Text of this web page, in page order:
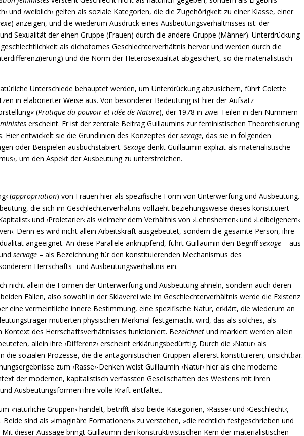
und ›weiblich‹ gelten als soziale Kategorien, die die Zugehörigkeit zu einer Klasse, einer
) anzeigen, und die wiederum Ausdruck eines Ausbeutungsverhältnisses ist: der
Sexualität der einen Gruppe (Frauen) durch die andere Gruppe (Männer). Unterdrückung
als dichotomes Geschlechterverhältnis hervor und werden durch die
und die Norm der Heterosexualität abgesichert, so die materialistisch-
Unterschiede behauptet werden, um Unterdrückung abzusichern, führt Colette
in elaborierter Weise aus. Von besonderer Bedeutung ist hier der Aufsatz
(Pratique du pouvoir et idée de Nature), der 1978 in zwei Teilen in den Nummern
erscheint. Er ist der zentrale Beitrag Guillaumins zur feministischen Theoretisierung
Hier entwickelt sie die Grundlinien des Konzeptes dersexage, das sie in folgenden
oder Beispielen ausbuchstabiert.Sexagedenkt Guillaumin explizit als materialistische
um den Aspekt der Ausbeutung zu unterstreichen.
(appropriation) von Frauen hier als spezifische Form von Unterwerfung und Ausbeutung.
die sich im Geschlechterverhältnis vollzieht beziehungsweise dieses konstituiert
und ›Proletarier‹ als vielmehr dem Verhältnis von ›Lehnsherren‹ und ›Leibeigenem‹
Denn es wird nicht allein Arbeitskraft ausgebeutet, sondern die gesamte Person, ihre
angeeignet. An diese Parallele anknüpfend, führt Guillaumin den Begriffsexage – aus
servage – als Bezeichnung für den konstituierenden Mechanismus des
Herrschafts- und Ausbeutungsverhältnis ein.
nicht allein die Formen der Unterwerfung und Ausbeutung ähneln, sondern auch deren
Fällen, also sowohl in der Sklaverei wie im Geschlechterverhältnis werde die Existenz
eine vermeintliche innere Bestimmung, eine spezifische Natur, erklärt, die wiederum an
mutierten physischen Merkmal festgemacht wird, das als solches, als
Kontext des Herrschaftsverhältnisses funktioniert. Bezeichnetund markiert werden allein
allein ihre ›Differenz‹ erscheint erklärungsbedürftig. Durch die ›Natur‹ als
die sozialen Prozesse, die die antagonistischen Gruppen allererst konstituieren, unsichtbar.
zum ›Rasse‹-Denken weist Guillaumin ›Natur‹ hier als eine moderne
der modernen, kapitalistisch verfassten Gesellschaften des Westens mit ihren
Ausbeutungsformen ihre volle Kraft entfaltet.
›natürliche Gruppen‹ handelt, betrifft also beide Kategorien, ›Rasse‹ und ›Geschlecht‹,
Beide sind als »imaginäre Formationen« zu verstehen, »die rechtlich festgeschrieben und
dieser Aussage bringt Guillaumin den konstruktivistischen Kern der materialistischen